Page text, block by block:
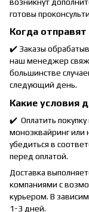
готовы
Когда
✔️ Заказы
наш менеджер
большинстве
следующий день.
Какие условия
✔️ Оплатить
моноэквайринг
убедиться в
перед оплатой.
Доставка
компаниями с
курьером. В
1-3 дней.